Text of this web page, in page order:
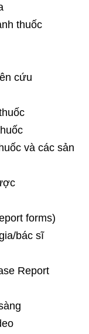
thuốc
cứu
và các sản
forms)
bác sĩ
Report